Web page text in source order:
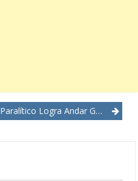
Paralítico Logra Andar Gracias A Estimulación Electrónica